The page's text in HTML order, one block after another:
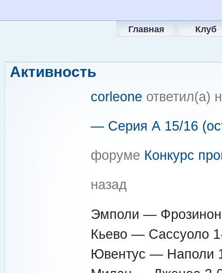
Главная Клуб
Активность
corleone ответил(а)
— Серия А 15/16
форуме Конкурс
назад
Эмполи —
Кьево — Сассуоло
Ювентус — Наполи